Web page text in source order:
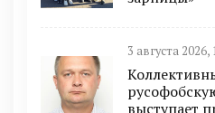
3 августа 2026,
выступает